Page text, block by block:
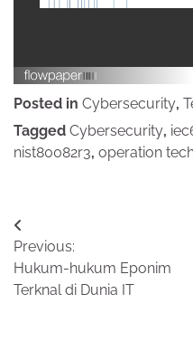
Posted in Cybersecurity,
Tagged Cybersecurity,
nist80082r3, operation
Post
navigation
Previous:
Hukum-hukum Eponim
Terknal di Dunia IT